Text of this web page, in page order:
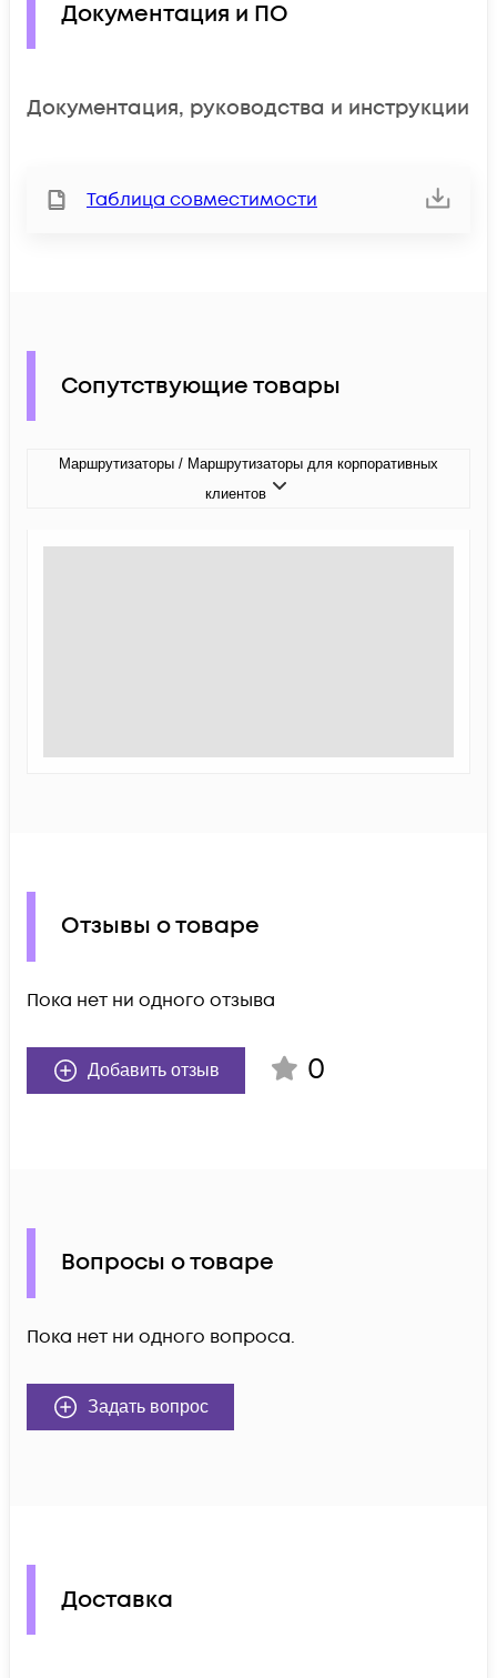
Документация и ПО
Документация, руководства и инструкции
Таблица совместимости
Сопутствующие товары
Маршрутизаторы / Маршрутизаторы для корпоративных
клиентов
Отзывы о товаре
Пока нет ни одного отзыва
Добавить отзыв 0
Вопросы о товаре
Пока нет ни одного вопроса.
Задать вопрос
Доставка